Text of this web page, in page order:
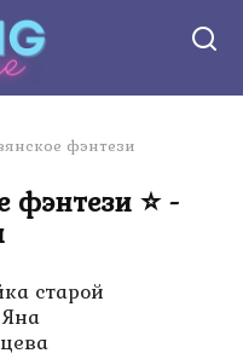
фэнтези
фэнтези ⭐ -
старой